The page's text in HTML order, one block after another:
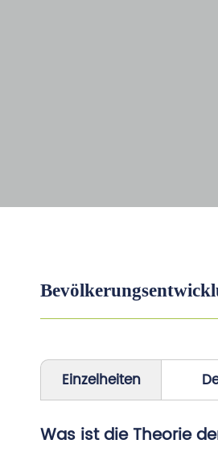
Einzelheiten
Was ist die Theorie